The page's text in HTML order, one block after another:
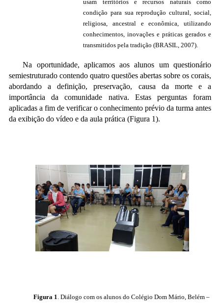
usam territórios e recursos naturais como
condição para sua reprodução cultural, social,
religiosa, ancestral e econômica, utilizando
conhecimentos, inovações e práticas gerados e
transmitidos pela tradição (BRASIL, 2007).
Na oportunidade, aplicamos aos alunos um questionário
semiestruturado contendo quatro questões abertas sobre os corais,
abordando a definição, preservação, causa da morte e a
importância da comunidade nativa. Estas perguntas foram
aplicadas a fim de verificar o conhecimento prévio da turma antes
da exibição do vídeo e da aula prática (Figura 1).
Figura 1 .Diálogo com os alunos do Colégio Dom Mário, Belém –